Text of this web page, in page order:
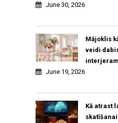
June 30, 2026
Mājoklis
veidi
June 19, 2026
Kā atrast